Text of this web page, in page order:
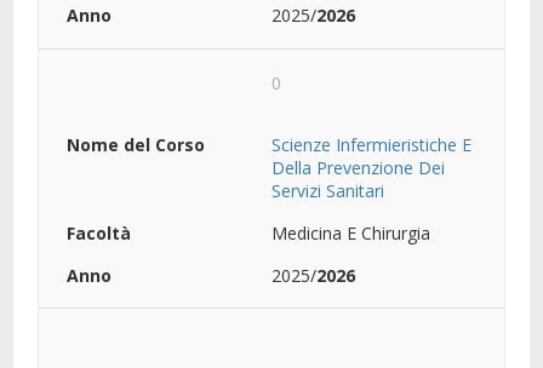
2025/2026
0
Scienze Infermieristiche E
Della Prevenzione Dei
Servizi Sanitari
Medicina E Chirurgia
2025/2026